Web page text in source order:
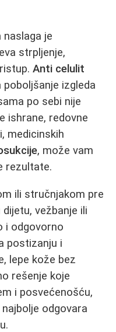
je
strpljenje,
Anti celulit
izgleda
po sebi nije
ishrane, redovne
medicinskih
, može vam
rezultate.
ili stručnjakom pre
vežbanje ili
i odgovorno
postizanju i
lepe kože bez
rešenje koje
i posvećenošću,
odgovara